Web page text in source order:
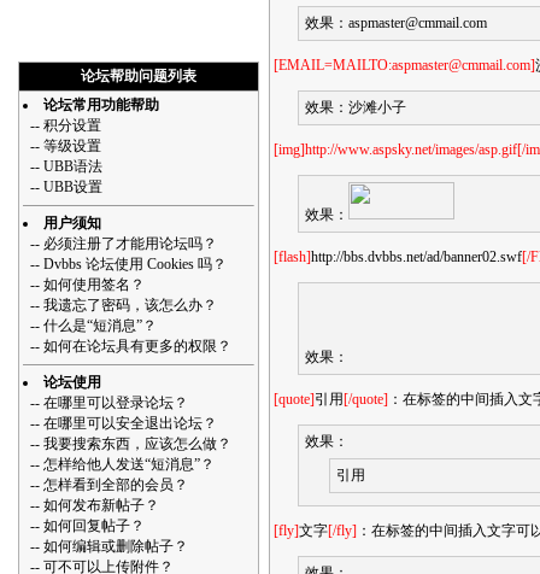
论坛帮助问题列表
论坛常用功能帮助
-- 积分设置
-- 等级设置
-- UBB语法
-- UBB设置
用户须知
-- 必须注册了才能用论坛吗？
-- Dvbbs 论坛使用 Cookies 吗？
-- 如何使用签名？
-- 我遗忘了密码，该怎么办？
-- 什么是“短消息”？
-- 如何在论坛具有更多的权限？
论坛使用
-- 在哪里可以登录论坛？
-- 在哪里可以安全退出论坛？
-- 我要搜索东西，应该怎么做？
-- 怎样给他人发送“短消息”？
-- 怎样看到全部的会员？
-- 如何发布新帖子？
-- 如何回复帖子？
-- 如何编辑或删除帖子？
-- 可不可以上传附件？
效果： aspmaster@cmmail.com
[EMAIL=MAILTO:aspmaster@cmmail.com]
效果： 沙滩小子
[img]http://www.aspsky.net/images/asp.gif[/
效果：
[flash]http://bbs.dvbbs.net/ad/banner02.swf[/
效果：
[quote]引用 [/quote] ：在标签的中间插入
效果：
引用
[fly]文字[/fly] ：在标签的中间插入文字